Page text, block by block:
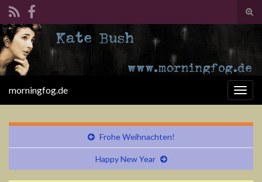
Search for:
morningfog.de
Frohe Weihnachten!
Happy New Year